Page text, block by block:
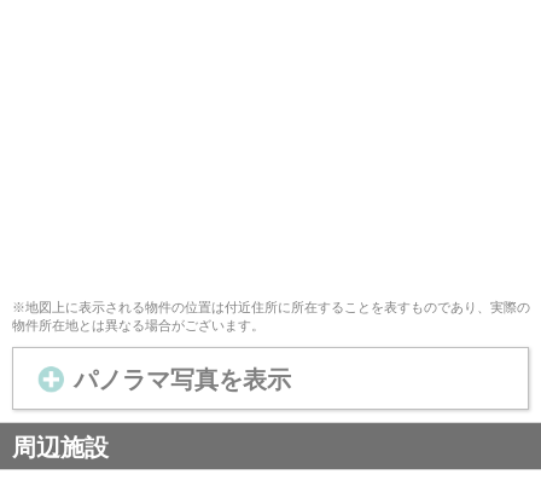
※地図上に表示される物件の位置は付近住所に所在することを表すものであり、実際の
物件所在地とは異なる場合がございます。
パノラマ写真を表示
周辺施設